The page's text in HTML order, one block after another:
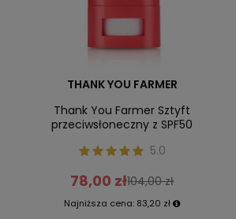
THANK YOU FARMER
Thank You Farmer Sztyft
przeciwsłoneczny z SPF50
5.0
78,00 zł104,00 zł
Najniższa cena: 83,20 zł